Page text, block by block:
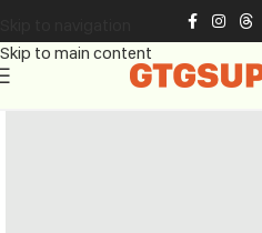
Skip to main content